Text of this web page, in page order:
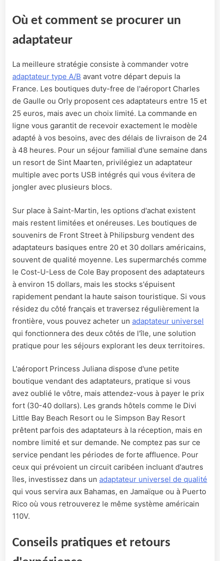
Où et comment se procurer un
adaptateur
La meilleure stratégie consiste à commander votre
adaptateur type A/B avant votre départ depuis la
France. Les boutiques duty-free de l'aéroport Charles
de Gaulle ou Orly proposent ces adaptateurs entre 15 et
25 euros, mais avec un choix limité. La commande en
ligne vous garantit de recevoir exactement le modèle
adapté à vos besoins, avec des délais de livraison de 24
à 48 heures. Pour un séjour familial d'une semaine dans
un resort de Sint Maarten, privilégiez un adaptateur
multiple avec ports USB intégrés qui vous évitera de
jongler avec plusieurs blocs.
Sur place à Saint-Martin, les options d'achat existent
mais restent limitées et onéreuses. Les boutiques de
souvenirs de Front Street à Philipsburg vendent des
adaptateurs basiques entre 20 et 30 dollars américains,
souvent de qualité moyenne. Les supermarchés comme
le Cost-U-Less de Cole Bay proposent des adaptateurs
à environ 15 dollars, mais les stocks s'épuisent
rapidement pendant la haute saison touristique. Si vous
résidez du côté français et traversez régulièrement la
frontière, vous pouvez acheter un adaptateur universel
qui fonctionnera des deux côtés de l'île, une solution
pratique pour les séjours explorant les deux territoires.
L'aéroport Princess Juliana dispose d'une petite
boutique vendant des adaptateurs, pratique si vous
avez oublié le vôtre, mais attendez-vous à payer le prix
fort (30-40 dollars). Les grands hôtels comme le Divi
Little Bay Beach Resort ou le Simpson Bay Resort
prêtent parfois des adaptateurs à la réception, mais en
nombre limité et sur demande. Ne comptez pas sur ce
service pendant les périodes de forte affluence. Pour
ceux qui prévoient un circuit caribéen incluant d'autres
îles, investissez dans un adaptateur universel de qualité
qui vous servira aux Bahamas, en Jamaïque ou à Puerto
Rico où vous retrouverez le même système américain
110V.
Conseils pratiques et retours